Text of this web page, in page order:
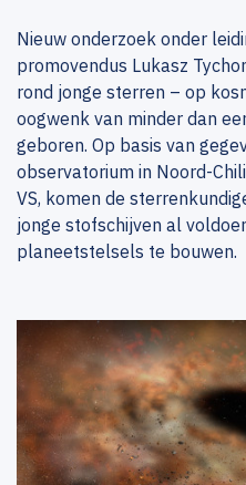
Nieuw onderzoek onder
promovendus Lukasz
rond jonge sterren – op
oogwenk van minder dan
geboren. Op basis van
observatorium in Noord-
VS, komen de
jonge stofschijven al
planeetstelsels te bouwen.